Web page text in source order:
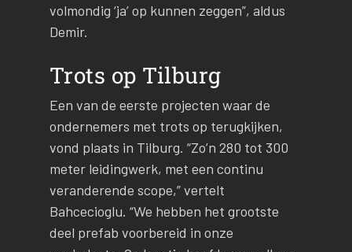
volmondig ‘ja’ op kunnen zeggen”, aldus
Demir.
Trots op Tilburg
Een van de eerste projecten waar de
ondernemers met trots op terugkijken,
vond plaats in Tilburg. “Zo’n 280 tot 300
meter leidingwerk, met een continu
veranderende scope,” vertelt
Bahcecioglu. “We hebben het grootste
deel prefab voorbereid in onze